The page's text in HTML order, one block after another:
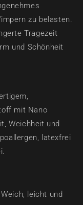
zu belasten.
Tragezeit
und Schönheit
mit Nano
Weichheit und
latexfrei
Weich, leicht und